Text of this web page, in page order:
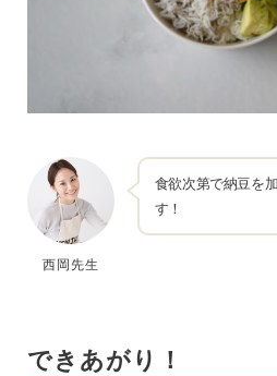
西岡先生
食欲次第で納豆を
す！
できあがり！